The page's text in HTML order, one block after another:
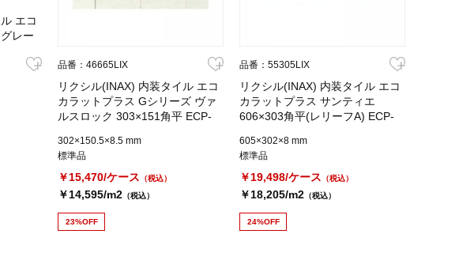
エコ
レー
品番：46665LIX
リクシル(INAX) 内装タイル エコ
カラットプラス Gシリーズ ヴァ
ルスロック 303×151角平 ECP-
302×150.5×8.5 mm
標準品
￥15,470/ケース （税込）
￥14,595/m2 （税込）
23%OFF
品番：55305LIX
リクシル(INAX) 内装タイル エコ
カラットプラス サンティエ
606×303角平(レリーフA) ECP-
605×302×8 mm
標準品
￥19,498/ケース （税込）
￥18,205/m2 （税込）
24%OFF